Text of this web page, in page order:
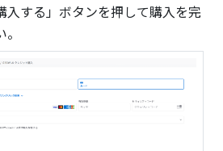
入する」ボタンを押して購入を完